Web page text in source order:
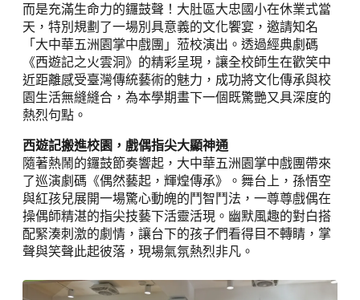
而是充滿生命力的鑼鼓聲！大肚區大忠國小在休業式當
天，特別規劃了一場別具意義的文化饗宴，邀請知名
「大中華五洲園掌中戲團」蒞校演出。透過經典劇碼
《西遊記之火雲洞》的精彩呈現，讓全校師生在歡笑中
近距離感受臺灣傳統藝術的魅力，成功將文化傳承與校
園生活無縫縫合，為本學期畫下一個既驚艷又具深度的
熱烈句點。
西遊記搬進校園，戲偶指尖大顯神通
隨著熱鬧的鑼鼓節奏響起，大中華五洲園掌中戲團帶來
了巡演劇碼《偶然藝起，輝煌傳承》。舞台上，孫悟空
與紅孩兒展開一場驚心動魄的鬥智鬥法，一尊尊戲偶在
操偶師精湛的指尖技藝下活靈活現。幽默風趣的對白搭
配緊湊刺激的劇情，讓台下的孩子們看得目不轉睛，掌
聲與笑聲此起彼落，現場氣氛熱烈非凡。